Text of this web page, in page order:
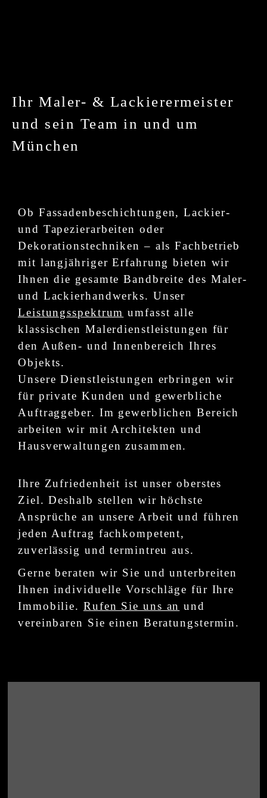
Ihr Maler- & Lackierermeister
und sein Team in und um
München
Ob Fassadenbeschichtungen, Lackier-
und Tapezierarbeiten oder
Dekorationstechniken – als Fachbetrieb
mit langjähriger Erfahrung bieten wir
Ihnen die gesamte Bandbreite des Maler-
und Lackierhandwerks. Unser
Leistungsspektrum umfasst alle
klassischen Malerdienstleistungen für
den Außen- und Innenbereich Ihres
Objekts.
Unsere Dienstleistungen erbringen wir
für private Kunden und gewerbliche
Auftraggeber. Im gewerblichen Bereich
arbeiten wir mit Architekten und
Hausverwaltungen zusammen.
Ihre Zufriedenheit ist unser oberstes
Ziel. Deshalb stellen wir höchste
Ansprüche an unsere Arbeit und führen
jeden Auftrag fachkompetent,
zuverlässig und termintreu aus.
Gerne beraten wir Sie und unterbreiten
Ihnen individuelle Vorschläge für Ihre
Immobilie. Rufen Sie uns an und
vereinbaren Sie einen Beratungstermin.